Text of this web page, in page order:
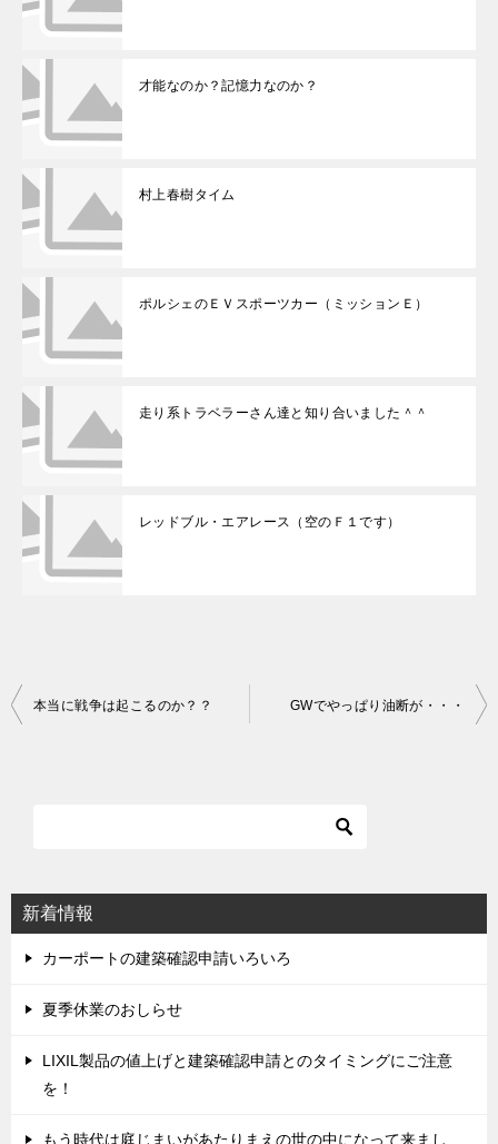
才能なのか？記憶力なのか？
村上春樹タイム
ポルシェのＥＶスポーツカー（ミッションＥ）
走り系トラベラーさん達と知り合いました＾＾
レッドブル・エアレース（空のＦ１です）
シ
ョ
ン
本当に戦争は起こるのか？？ GWでやっぱり油断が・・・
新着情報
カーポートの建築確認申請いろいろ
夏季休業のおしらせ
LIXIL製品の値上げと建築確認申請とのタイミングにご注意
を！
もう時代は庭じまいがあたりまえの世の中になって来まし